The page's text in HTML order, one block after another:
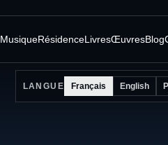
MusiqueRésidenceLivresŒuvresBlog
LANGUE Français English